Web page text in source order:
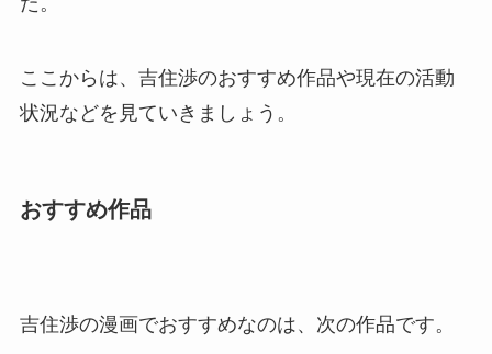
ここからは、吉住渉のおすすめ作品や現在の活動
状況などを見ていきましょう。
おすすめ作品
吉住渉の漫画でおすすめなのは、次の作品です。